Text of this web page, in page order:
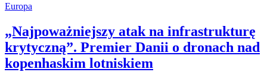
Europa
„Najpoważniejszy atak na infrastrukturę
krytyczną”. Premier Danii o dronach nad
kopenhaskim lotniskiem